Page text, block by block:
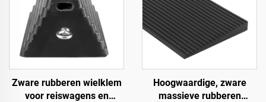
Zware rubberen wielklem
voor reiswagens en
Hoogwaardige, zware
massieve rubberen